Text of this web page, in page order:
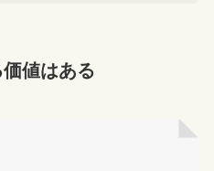
値はある